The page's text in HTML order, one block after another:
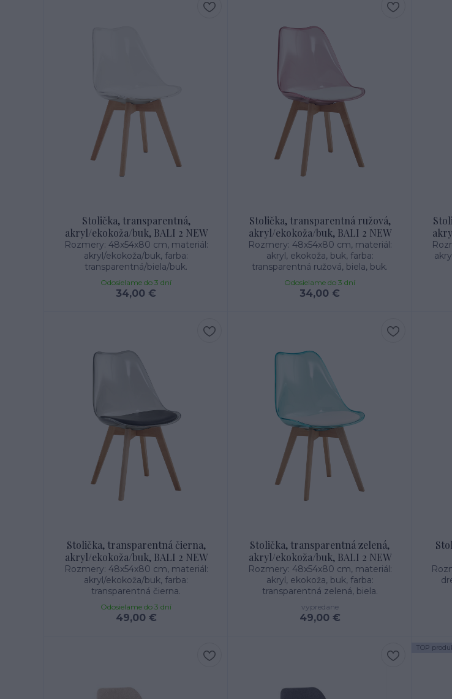
Stolička, transparentná,
akryl/ekokoža/buk, BALI 2 NEW
Rozmery: 48x54x80 cm, materiál:
akryl/ekokoža/buk, farba:
transparentná/biela/buk.
34,00 €
Odosielame do 3 dní
Stolička, transparentná ružová,
akryl/ekokoža/buk, BALI 2 NEW
Rozmery: 48x54x80 cm, materiál:
akryl, ekokoža, buk, farba:
transparentná ružová, biela, buk.
34,00 €
Odosielame do 3 dní
Stolička, transparentná čierna,
akryl/ekokoža/buk, BALI 2 NEW
Rozmery: 48x54x80 cm, materiál:
akryl/ekokoža/buk, farba:
transparentná čierna.
49,00 €
Odosielame do 3 dní
Stolička, transparentná zelená,
akryl/ekokoža/buk, BALI 2 NEW
Rozmery: 48x54x80 cm, materiál:
akryl, ekokoža, buk, farba:
transparentná zelená, biela.
49,00 €
vypredane
TOP